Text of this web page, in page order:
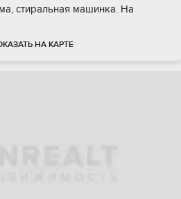
стиральная машинка. На
НА КАРТЕ